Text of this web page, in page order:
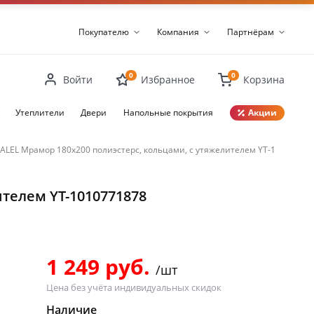
Покупателю Компания Партнёрам
Войти 0 Избранное 0 Корзина
Утеплители Двери Напольные покрытия Акции
Мрамор 180х200 полиэстерс, кольцами, с утяжелителем YT-
YT-1010771878
1 249 руб. /шт
Цена без учёта индивидуальных скидок
Наличие
Закрыть